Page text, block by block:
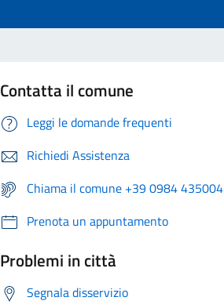
Contatta il comune
Leggi le domande frequenti
Richiedi Assistenza
Chiama il comune +39 0984 435004
Prenota un appuntamento
Problemi in città
Segnala disservizio